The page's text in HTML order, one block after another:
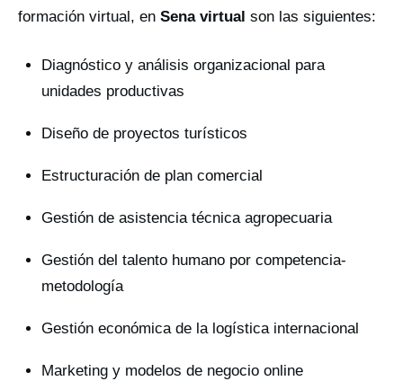
formación virtual, en Sena virtual son las siguientes:
Diagnóstico y análisis organizacional para
unidades productivas
Diseño de proyectos turísticos
Estructuración de plan comercial
Gestión de asistencia técnica agropecuaria
Gestión del talento humano por competencia-
metodología
Gestión económica de la logística internacional
Marketing y modelos de negocio online